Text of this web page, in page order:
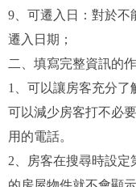
9、可遷入日：對於不
遷入日期；
二、填寫完整資訊的
1、可以讓房客充分
可以減少房客打不必
用的電話。
2、房客在搜尋時設